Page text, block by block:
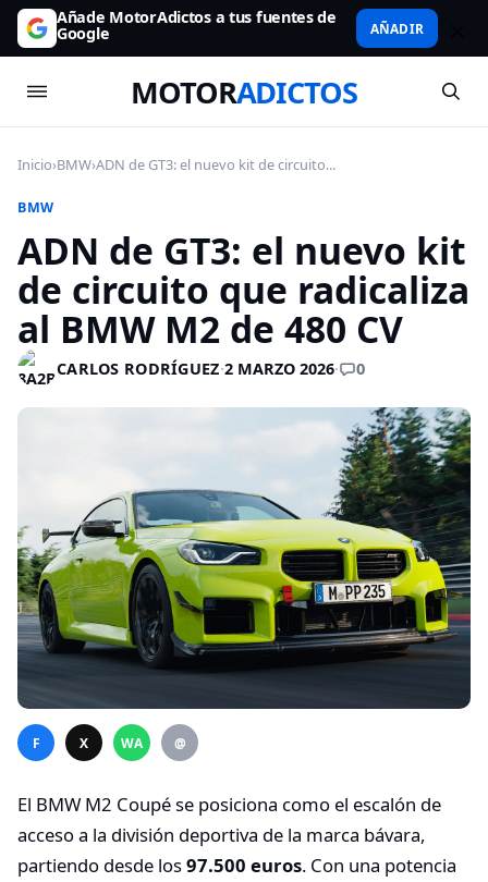
Añade MotorAdictos a tus fuentes de
Google AÑADIR
MOTORADICTOS
Inicio›BMW›ADN de GT3: el nuevo kit de circuito...
BMW
ADN de GT3: el nuevo kit
de circuito que radicaliza
al BMW M2 de 480 CV
CARLOS RODRÍGUEZ·2 MARZO 2026· 0
F X WA @
El BMW M2 Coupé se posiciona como el escalón de
acceso a la división deportiva de la marca bávara,
partiendo desde los97.500 euros. Con una potencia